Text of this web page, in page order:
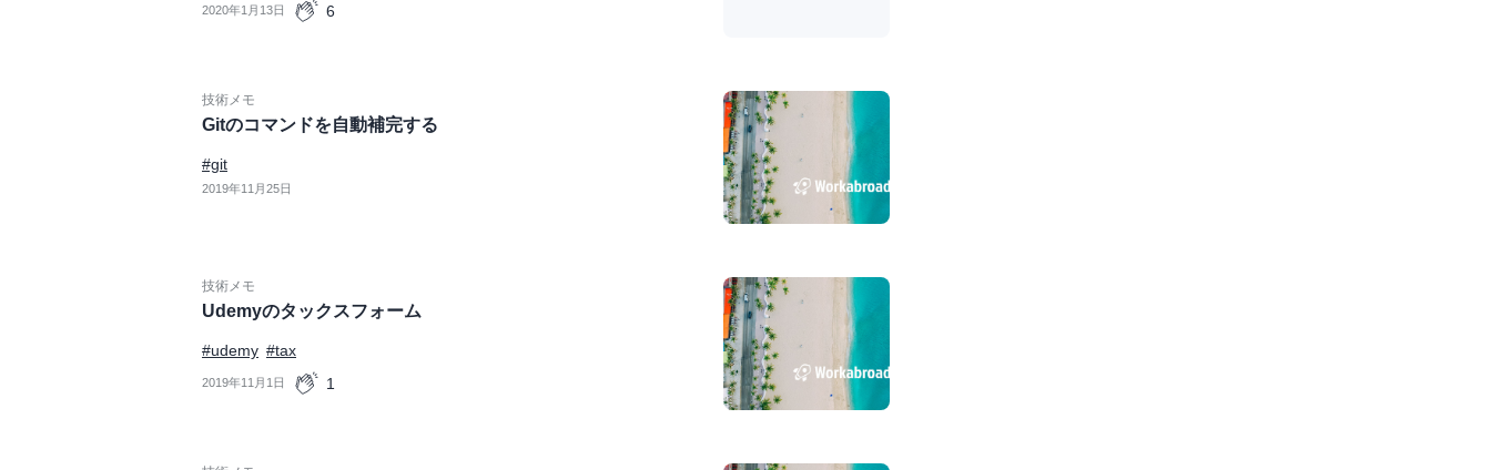
2020年1月13日 6
技術メモ
Gitのコマンドを自動補完する
#git
2019年11月25日
技術メモ
Udemyのタックスフォーム
#udemy #tax
2019年11月1日 1